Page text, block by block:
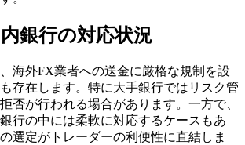
銀行の対応状況
海外FX業者への送金に厳格な規制を設
存在します。特に大手銀行ではリスク管
否が行われる場合があります。一方で、
行の中には柔軟に対応するケースもあ
選定がトレーダーの利便性に直結しま